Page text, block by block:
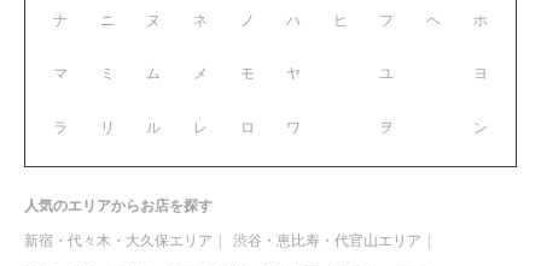
ナ ニ ヌ ネ ノ
マ ミ ム メ モ
ラ リ ル レ ロ
ハ ヒ フ ヘ ホ
ヤ ユ ヨ
ワ ヲ ン
人気のエリアからお店を探す
新宿・代々木・大久保エリア 渋谷・恵比寿・代官山エリア